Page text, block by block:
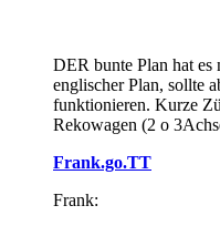
DER bunte Plan hat es
englischer Plan, sollte
funktionieren. Kurze
Rekowagen (2 o
Frank.go.TT
Frank: